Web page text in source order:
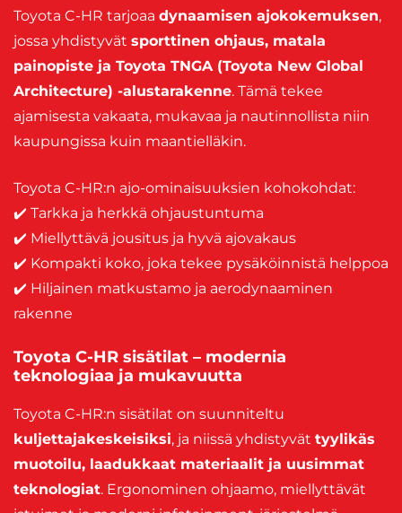
Toyota C-HR tarjoaa dynaamisen ajokokemuksen,
jossa yhdistyvät sporttinen ohjaus, matala
painopiste ja Toyota TNGA (Toyota New Global
Architecture) -alustarakenne. Tämä tekee
ajamisesta vakaata, mukavaa ja nautinnollista niin
kaupungissa kuin maantielläkin.
Toyota C-HR:n ajo-ominaisuuksien kohokohdat:
✔️ Tarkka ja herkkä ohjaustuntuma
✔️ Miellyttävä jousitus ja hyvä ajovakaus
✔️ Kompakti koko, joka tekee pysäköinnistä helppoa
✔️ Hiljainen matkustamo ja aerodynaaminen
rakenne
Toyota C-HR sisätilat – modernia
teknologiaa ja mukavuutta
Toyota C-HR:n sisätilat on suunniteltu
kuljettajakeskeisiksi, ja niissä yhdistyvät tyylikäs
muotoilu, laadukkaat materiaalit ja uusimmat
teknologiat. Ergonominen ohjaamo, miellyttävät